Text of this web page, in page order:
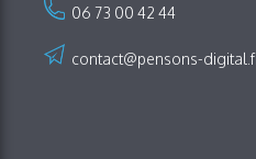
06 73 00 42 44
contact@pensons-